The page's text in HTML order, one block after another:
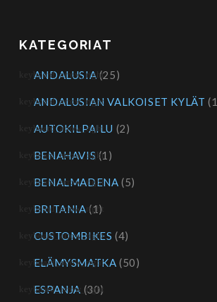
KATEGORIAT
ANDALUSIA (25)
ANDALUSIAN VALKOISET KYLÄT
AUTOKILPAILU (2)
BENAHAVIS (1)
BENALMADENA (5)
BRITANIA (1)
CUSTOMBIKES (4)
ELÄMYSMATKA (50)
ESPANJA (30)